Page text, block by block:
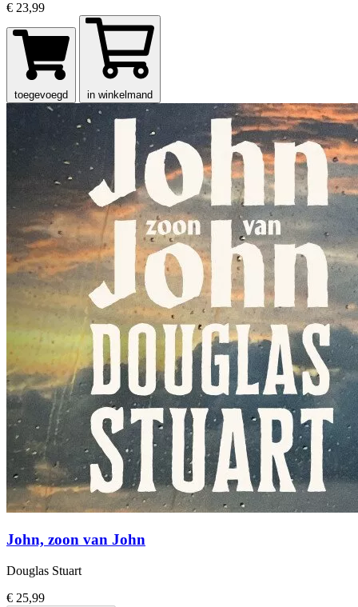
€ 23,99
toegevoegd in winkelmand
John, zoon van John
Douglas Stuart
€ 25,99